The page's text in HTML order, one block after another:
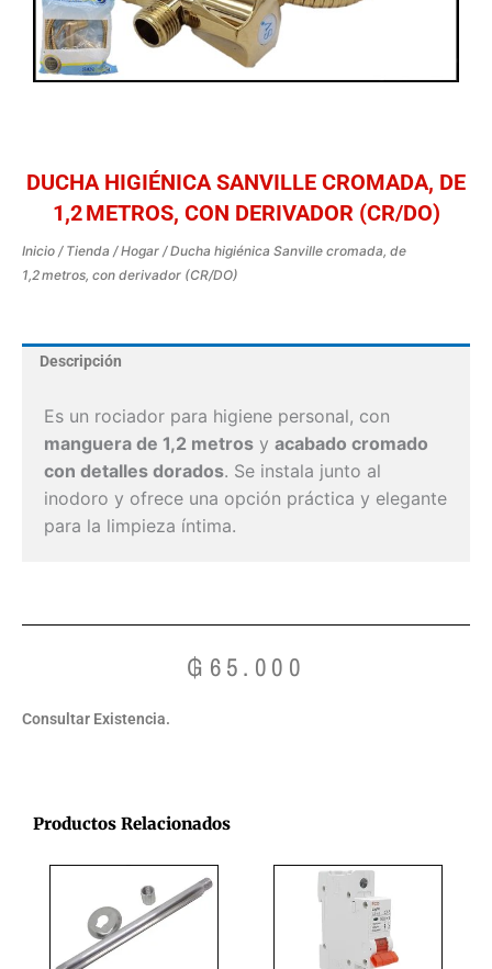
DUCHA HIGIÉNICA SANVILLE CROMADA, DE
1,2 METROS, CON DERIVADOR (CR/DO)
Inicio / Tienda /Hogar / Ducha higiénica Sanville cromada, de
1,2 metros, con derivador (CR/DO)
Descripción
Es un rociador para higiene personal, con
manguera de 1,2 metros y acabado cromado
con detalles dorados. Se instala junto al
inodoro y ofrece una opción práctica y elegante
para la limpieza íntima.
₲ 65.000
Consultar Existencia.
Productos Relacionados